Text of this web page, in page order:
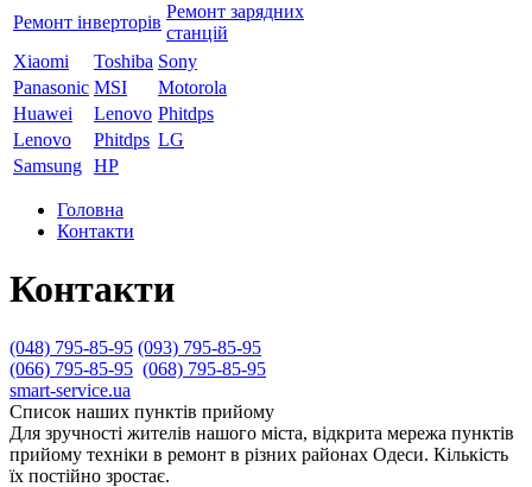
Ремонт інверторів
Ремонт зарядних
станцій
Xiaomi
Toshiba Sony
Panasonic MSI
Motorola
Huawei
Lenovo Phitdps
Lenovo
Phitdps LG
Samsung HP
Головна
Контакти
Контакти
(048) 795-85-95 (093) 795-85-95
(066) 795-85-95 (068) 795-85-95
smart-service.ua
Список наших пунктів прийому
Для зручності жителів нашого міста, відкрита мережа пунктів
прийому техніки в ремонт в різних районах Одеси. Кількість
їх постійно зростає.